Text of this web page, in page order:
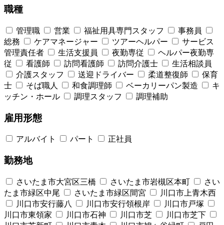
職種
管理職 営業 福祉用具専門スタッフ
事務員
総務
ケアマネージャー ツアーヘルパー
サービス
管理責任者
生活支援員 夜勤専従
ヘルパー夜勤専
従
看護師 訪問看護師 訪問介護士
生活相談員
介護スタッフ
送迎ドライバー 柔道整復師
保育
士
そば職人 和食調理師 ベーカリーパン製造
キ
ッチン・ホール
調理スタッフ 調理補助
雇用形態
アルバイト パート 正社員
勤務地
さいたま市大宮区三橋 さいたま市岩槻区本町
さい
たま市緑区中尾
さいたま市緑区間宮
川口市上青木西
川口市安行藤八
川口市安行領根岸
川口市戸塚
川口市東領家
川口市石神 川口市芝
川口市芝下